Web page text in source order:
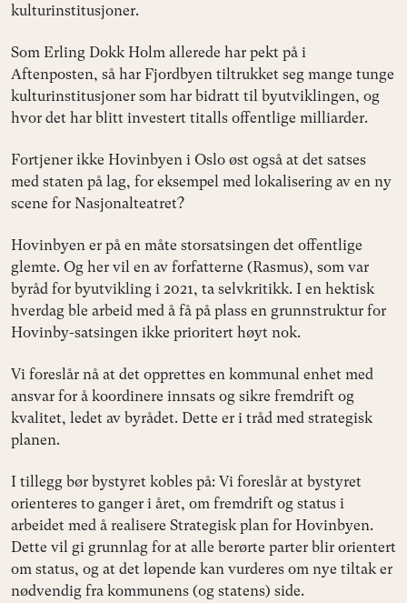
kulturinstitusjoner.
Som Erling Dokk Holm allerede har pekt på i
Aftenposten, så har Fjordbyen tiltrukket seg mange tunge
kulturinstitusjoner som har bidratt til byutviklingen, og
hvor det har blitt investert titalls offentlige milliarder.
Fortjener ikke Hovinbyen i Oslo øst også at det satses
med staten på lag, for eksempel med lokalisering av en ny
scene for Nasjonalteatret?
Hovinbyen er på en måte storsatsingen det offentlige
glemte. Og her vil en av forfatterne (Rasmus), som var
byråd for byutvikling i 2021, ta selvkritikk. I en hektisk
hverdag ble arbeid med å få på plass en grunnstruktur for
Hovinby-satsingen ikke prioritert høyt nok.
Vi foreslår nå at det opprettes en kommunal enhet med
ansvar for å koordinere innsats og sikre fremdrift og
kvalitet, ledet av byrådet. Dette er i tråd med strategisk
planen.
I tillegg bør bystyret kobles på: Vi foreslår at bystyret
orienteres to ganger i året, om fremdrift og status i
arbeidet med å realisere Strategisk plan for Hovinbyen.
Dette vil gi grunnlag for at alle berørte parter blir orientert
om status, og at det løpende kan vurderes om nye tiltak er
nødvendig fra kommunens (og statens) side.